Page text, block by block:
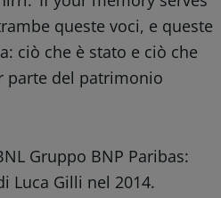
queste voci, e queste
ciò che è stato e ciò che
parte del patrimonio
Gruppo BNP Paribas:
Luca Gilli nel 2014.